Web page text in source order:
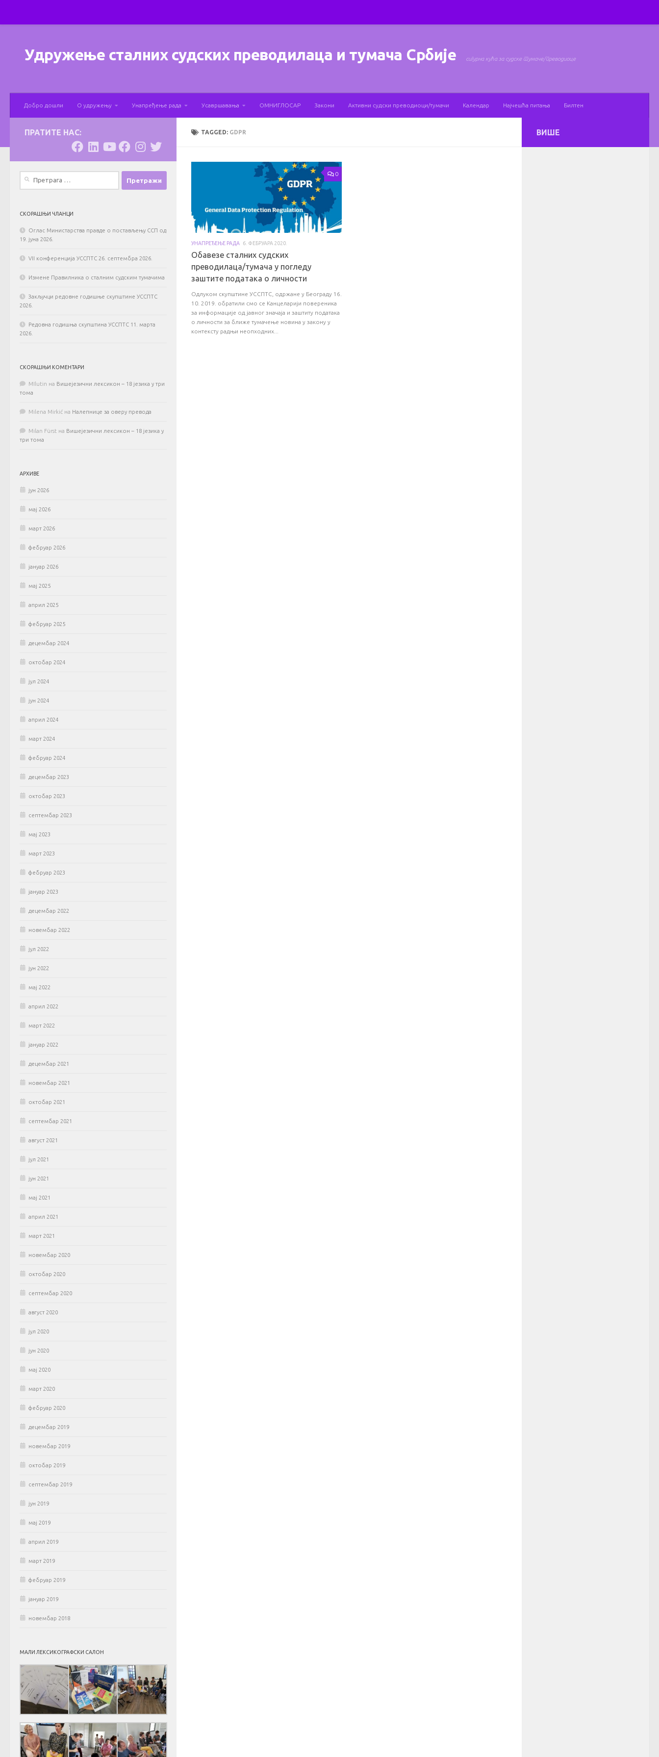
Удружење сталних судских преводилаца и тумача Србије сигурна кућа за судске тумаче/преводиоце
Добро дошли О удружењу Унапређење рада Усавршавања ОМНИГЛОСАР Закони Активни судски преводиоци/тумачи Календар Најчешћа питања Билтен
TAGGED: GDPR
0
УНАПРЕЂЕЊЕ РАДА 6. ФЕБРУАРА 2020.
Обавезе сталних судских
преводилаца/тумача у погледу
заштите података о личности
Одлуком скупштине УССПТС, одржане у Београду 16.
10. 2019. обратили смо се Канцеларији повереника
за информације од јавног значаја и заштиту података
о личности за ближе тумачење новина у закону у
контексту радњи неопходних...
ПРАТИТЕ НАС:
СКОРАШЊИ ЧЛАНЦИ
Оглас Министарства правде о постављењу ССП од
19. јуна 2026.
VII конференција УССПТС 26. септембра 2026.
Измене Правилника о сталним судским тумачима
Закључци редовне годишње скупштине УССПТС
2026.
Редовна годишња скупштина УССПТС 11. марта
2026.
СКОРАШЊИ КОМЕНТАРИ
MIlutin на Вишејезични лексикон – 18 језика у три
тома
Milena Mirkić на Налепнице за оверу превода
Milan Fürst на Вишејезични лексикон – 18 језика у
три тома
АРХИВЕ
јун 2026
мај 2026
март 2026
фебруар 2026
јануар 2026
мај 2025
април 2025
фебруар 2025
децембар 2024
октобар 2024
јул 2024
јун 2024
април 2024
март 2024
фебруар 2024
децембар 2023
октобар 2023
септембар 2023
мај 2023
март 2023
фебруар 2023
јануар 2023
децембар 2022
новембар 2022
јул 2022
јун 2022
мај 2022
април 2022
март 2022
јануар 2022
децембар 2021
новембар 2021
октобар 2021
септембар 2021
август 2021
јул 2021
јун 2021
мај 2021
април 2021
март 2021
новембар 2020
октобар 2020
септембар 2020
август 2020
јул 2020
јун 2020
мај 2020
март 2020
фебруар 2020
децембар 2019
новембар 2019
октобар 2019
септембар 2019
јун 2019
мај 2019
април 2019
март 2019
фебруар 2019
јануар 2019
новембар 2018
МАЛИ ЛЕКСИКОГРАФСКИ САЛОН
ВИШЕ